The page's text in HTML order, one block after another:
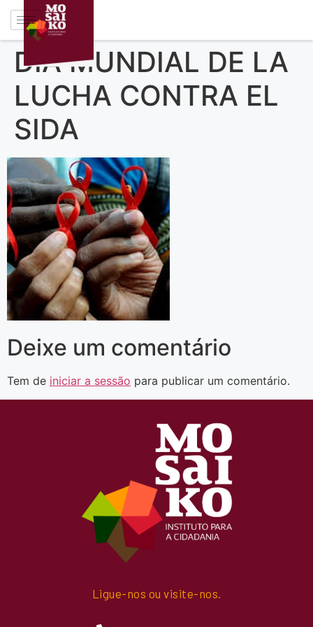
DÍA MUNDIAL DE LA
LUCHA CONTRA EL
SIDA
Deixe um comentário
Tem de iniciar a sessão para publicar um comentário.
Ligue-nos ou visite-nos.